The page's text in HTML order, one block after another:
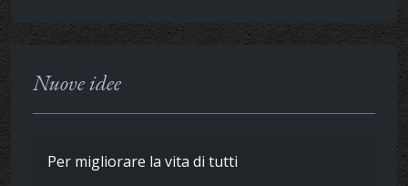
Nuove idee
Per migliorare la vita di tutti